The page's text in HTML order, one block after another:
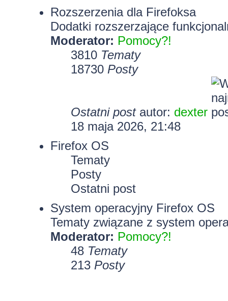
Rozszerzenia dla Firefoksa
Dodatki rozszerzające
Moderator: Pomocy?!
3810 Tematy
18730 Posty
Ostatni postautor: dexter
18 maja 2026, 21:48
Firefox OS
Tematy
Posty
Ostatni post
System operacyjny Firefox OS
Tematy związane z system
Moderator: Pomocy?!
48 Tematy
213 Posty